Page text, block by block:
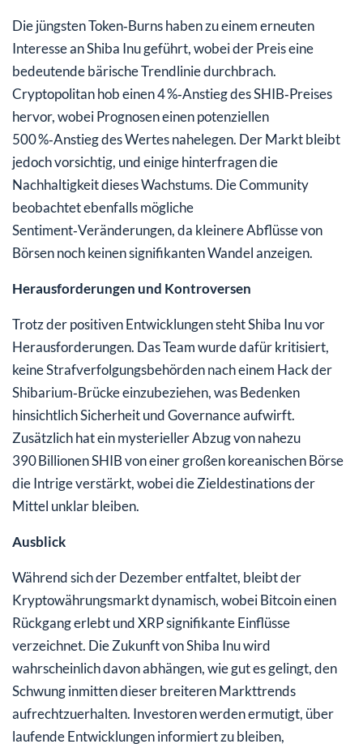
Die jüngsten Token‑Burns haben zu einem erneuten
Interesse an Shiba Inu geführt, wobei der Preis eine
bedeutende bärische Trendlinie durchbrach.
Cryptopolitan hob einen 4 %‑Anstieg des SHIB‑Preises
hervor, wobei Prognosen einen potenziellen
500 %‑Anstieg des Wertes nahelegen. Der Markt bleibt
jedoch vorsichtig, und einige hinterfragen die
Nachhaltigkeit dieses Wachstums. Die Community
beobachtet ebenfalls mögliche
Sentiment‑Veränderungen, da kleinere Abflüsse von
Börsen noch keinen signifikanten Wandel anzeigen.
Herausforderungen und Kontroversen
Trotz der positiven Entwicklungen steht Shiba Inu vor
Herausforderungen. Das Team wurde dafür kritisiert,
keine Strafverfolgungsbehörden nach einem Hack der
Shibarium‑Brücke einzubeziehen, was Bedenken
hinsichtlich Sicherheit und Governance aufwirft.
Zusätzlich hat ein mysterieller Abzug von nahezu
390 Billionen SHIB von einer großen koreanischen Börse
die Intrige verstärkt, wobei die Zieldestinations der
Mittel unklar bleiben.
Ausblick
Während sich der Dezember entfaltet, bleibt der
Kryptowährungsmarkt dynamisch, wobei Bitcoin einen
Rückgang erlebt und XRP signifikante Einflüsse
verzeichnet. Die Zukunft von Shiba Inu wird
wahrscheinlich davon abhängen, wie gut es gelingt, den
Schwung inmitten dieser breiteren Markttrends
aufrechtzuerhalten. Investoren werden ermutigt, über
laufende Entwicklungen informiert zu bleiben,